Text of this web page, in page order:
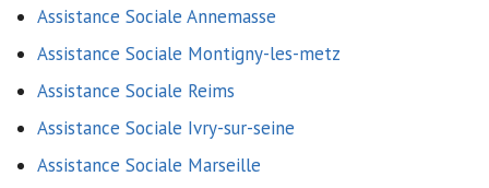
Assistance Sociale Annemasse
Assistance Sociale Montigny-les-metz
Assistance Sociale Reims
Assistance Sociale Ivry-sur-seine
Assistance Sociale Marseille